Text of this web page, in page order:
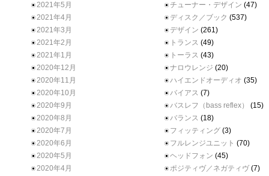
2021年5月
2021年4月
2021年3月
2021年2月
2021年1月
2020年12月
2020年11月
2020年10月
2020年9月
2020年8月
2020年7月
2020年6月
2020年5月
2020年4月
チューナー・デザイン (47)
ディスク／ブック (537)
デザイン (261)
トランス (49)
トーラス (43)
ナロウレンジ (20)
ハイエンドオーディオ (35)
バイアス (7)
バスレフ（bass reflex）
(15)
バランス (18)
フィッティング (3)
フルレンジユニット (70)
ヘッドフォン (45)
ポジティヴ／ネガティヴ(7)